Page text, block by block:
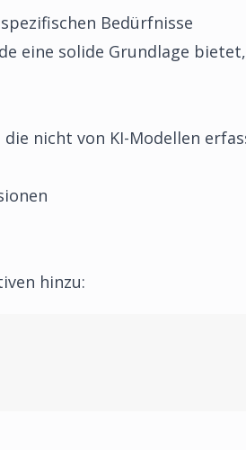
Bedürfnisse
eine solide Grundlage
nicht von KI-Modellen
hinzu: